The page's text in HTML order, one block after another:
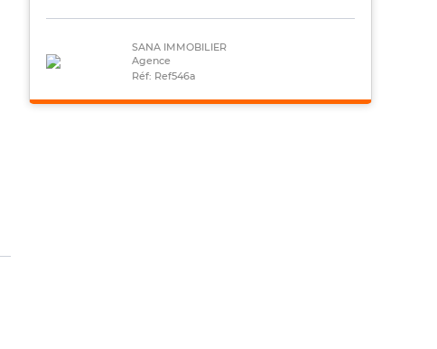
SANA IMMOBILIER
Agence
Réf: Ref546a